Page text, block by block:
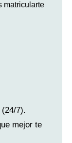
matricularte
7).
mejor te